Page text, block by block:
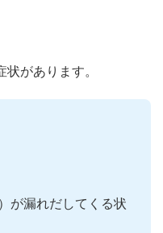
があります。
が漏れだしてくる状